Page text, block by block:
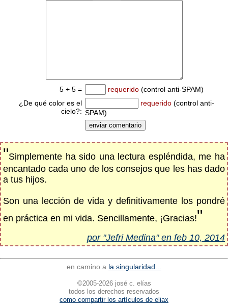
5 + 5 = requerido (control anti-SPAM)
¿De qué color es el
cielo?:
requerido (control anti-
SPAM)
"Simplemente ha sido una lectura espléndida, me ha
encantado cada uno de los consejos que les has dado
a tus hijos.
Son una lección de vida y definitivamente los pondré
en práctica en mi vida. Sencillamente, ¡Gracias!"
por "Jefri Medina" en feb 10, 2014
en camino a la singularidad...
©2005-2026 josé c. elías
todos los derechos reservados
como compartir los artículos de eliax